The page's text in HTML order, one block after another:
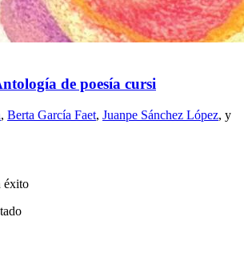
de poesía cursi
, Berta García Faet, Juanpe Sánchez López, y
éxito